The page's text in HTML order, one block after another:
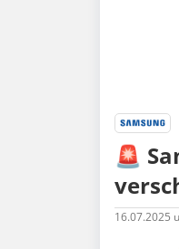
🚨
16.07.2025